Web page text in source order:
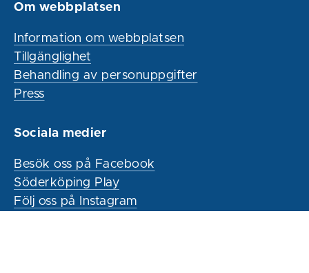
Om webbplatsen
Information om webbplatsen
Tillgänglighet
Behandling av personuppgifter
Press
Sociala medier
Besök oss på Facebook
Söderköping Play
Följ oss på Instagram